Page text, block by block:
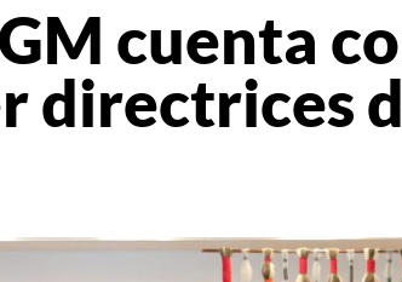
cuenta
directrices